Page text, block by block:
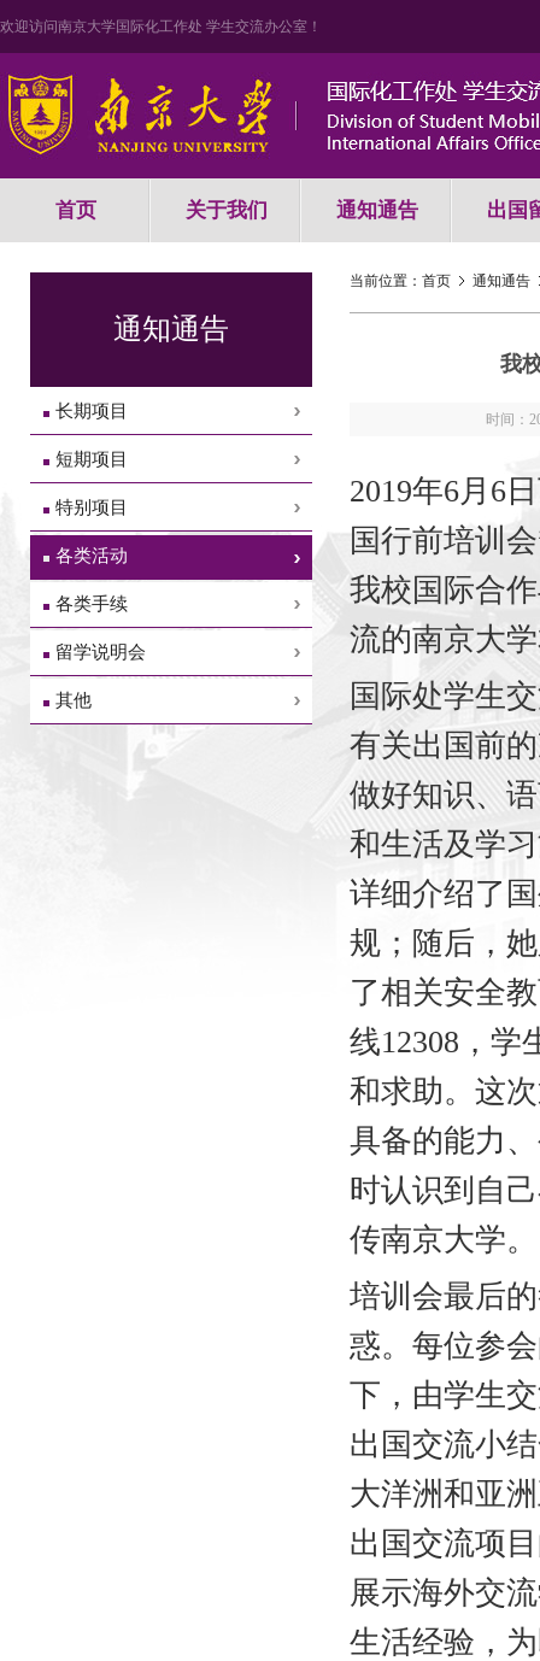
欢迎访问南京大学国际化工作处 学生交流办公室！
首页 关于我们 通知通告 出国
通知通告
长期项目
短期项目
特别项目
各类活动
各类手续
留学说明会
其他
当前位置： 首页 通知通告
我
时间：
2019年6月6
国行前培训
我校国际合
流的南京大
国际处学生
有关出国前
做好知识、
和生活及学
详细介绍了
规；随后，
了相关安全
线12308，学
和求助。这
具备的能力
时认识到自
传南京大学。
培训会最后
惑。每位参
下，由学生
出国交流小
大洋洲和亚
出国交流项
展示海外交
生活经验，